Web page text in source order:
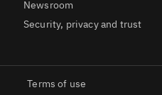
Newsroom
Security, privacy and trust
Terms of use